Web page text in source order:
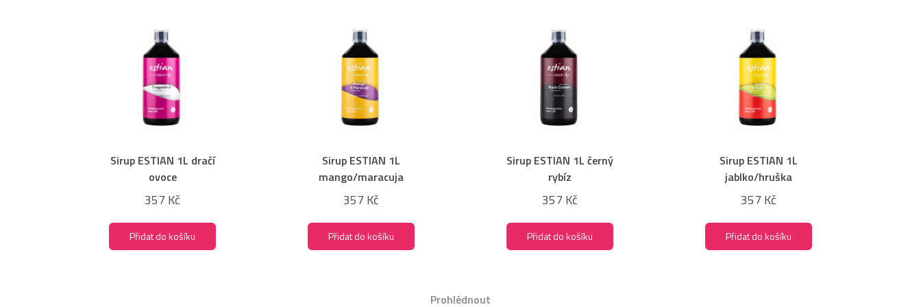
Sirup ESTIAN 1L dračí
ovoce
357 Kč
Přidat do košíku
Sirup ESTIAN 1L
mango/maracuja
357 Kč
Přidat do košíku
Sirup ESTIAN 1L černý
rybíz
357 Kč
Přidat do košíku
Sirup ESTIAN 1L
jablko/hruška
357 Kč
Přidat do košíku
Prohlédnout